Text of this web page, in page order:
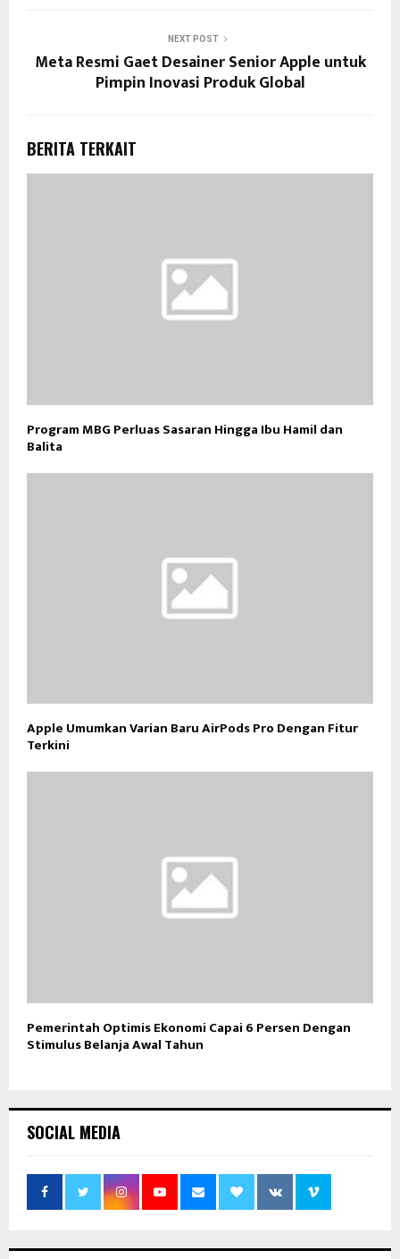
NEXT POST
Meta Resmi Gaet Desainer Senior Apple untuk
Pimpin Inovasi Produk Global
BERITA TERKAIT
Program MBG Perluas Sasaran Hingga Ibu Hamil dan
Balita
Apple Umumkan Varian Baru AirPods Pro Dengan Fitur
Terkini
Pemerintah Optimis Ekonomi Capai 6 Persen Dengan
Stimulus Belanja Awal Tahun
SOCIAL MEDIA